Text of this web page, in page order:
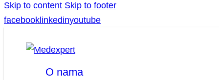
Skip to content Skip to footer
facebook linkedinyoutube
O nama